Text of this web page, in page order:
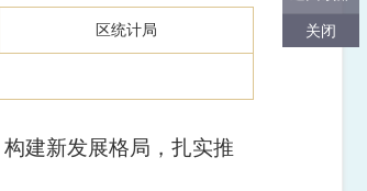
区统计局
建新发展格局，扎实推
关闭